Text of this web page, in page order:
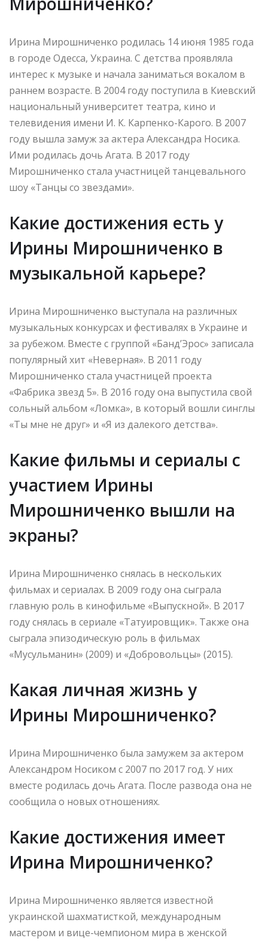
Ирина Мирошниченко родилась 14 июня 1985 года
в городе Одесса, Украина. С детства проявляла
интерес к музыке и начала заниматься вокалом в
раннем возрасте. В 2004 году поступила в Киевский
национальный университет театра, кино и
телевидения имени И. К. Карпенко-Карого. В 2007
году вышла замуж за актера Александра Носика.
Ими родилась дочь Агата. В 2017 году
Мирошниченко стала участницей танцевального
шоу «Танцы со звездами».
Какие достижения есть у
Ирины Мирошниченко в
музыкальной карьере?
Ирина Мирошниченко выступала на различных
музыкальных конкурсах и фестивалях в Украине и
за рубежом. Вместе с группой «Банд’Эрос» записала
популярный хит «Неверная». В 2011 году
Мирошниченко стала участницей проекта
«Фабрика звезд 5». В 2016 году она выпустила свой
сольный альбом «Ломка», в который вошли синглы
«Ты мне не друг» и «Я из далекого детства».
Какие фильмы и сериалы с
участием Ирины
Мирошниченко вышли на
экраны?
Ирина Мирошниченко снялась в нескольких
фильмах и сериалах. В 2009 году она сыграла
главную роль в кинофильме «Выпускной». В 2017
году снялась в сериале «Татуировщик». Также она
сыграла эпизодическую роль в фильмах
«Мусульманин» (2009) и «Добровольцы» (2015).
Какая личная жизнь у
Ирины Мирошниченко?
Ирина Мирошниченко была замужем за актером
Александром Носиком с 2007 по 2017 год. У них
вместе родилась дочь Агата. После развода она не
сообщила о новых отношениях.
Какие достижения имеет
Ирина Мирошниченко?
Ирина Мирошниченко является известной
украинской шахматисткой, международным
мастером и вице-чемпионом мира в женской